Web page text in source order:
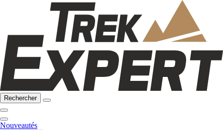
Rechercher
Nouveautés